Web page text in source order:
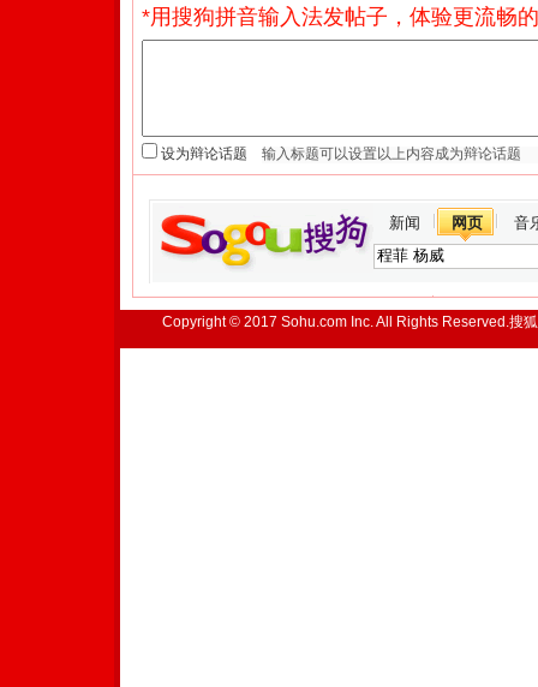
*用搜狗拼音输入法发帖子，体验更流畅
设为辩论话题
新闻 网页 音
Copyright © 2017 Sohu.com Inc. All Rights Reserved.搜